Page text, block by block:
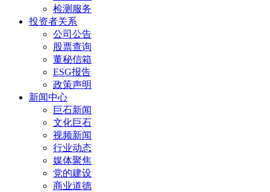
检测服务
投资者关系
公司公告
股票查询
董秘信箱
ESG报告
政策声明
新闻中心
巨石新闻
文化巨石
视频新闻
行业动态
媒体聚焦
党的建设
商业道德